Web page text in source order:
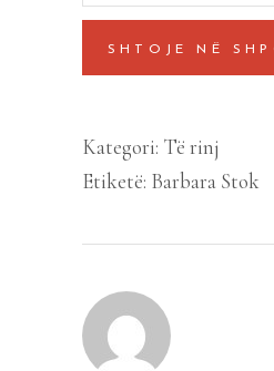
SHTOJE NË
Kategori: Të rinj
Etiketë: Barbara Stok